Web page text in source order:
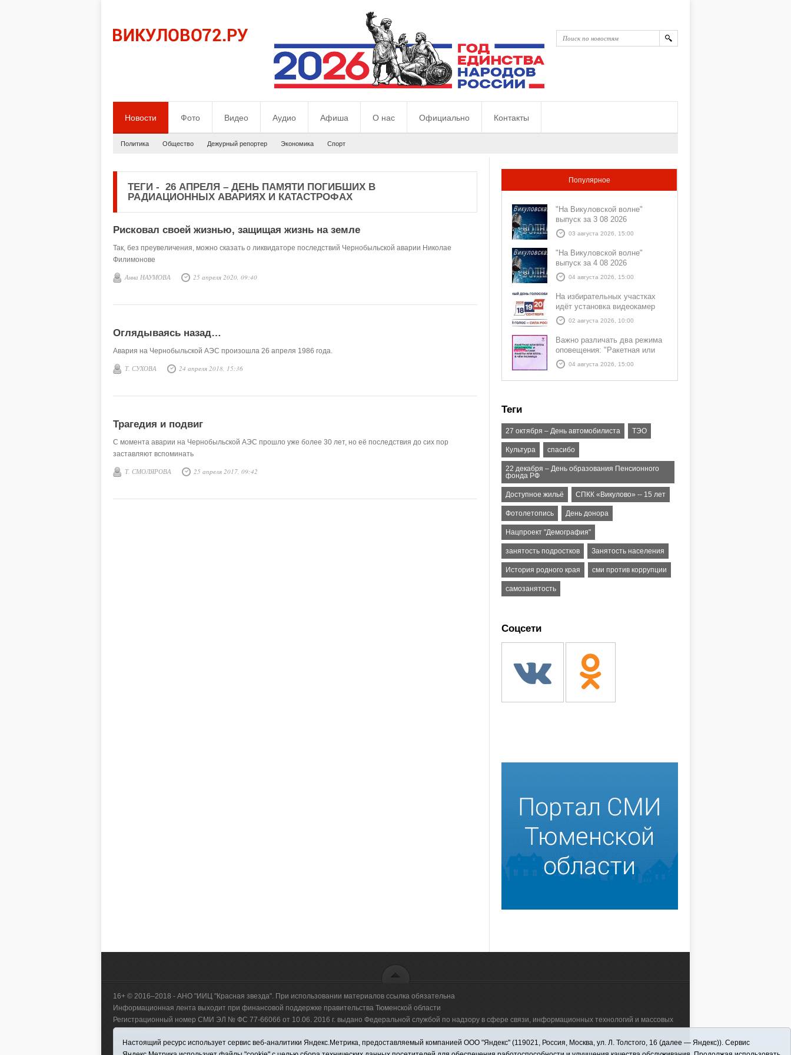
Новости Фото Видео Аудио Афиша О нас Официально Контакты
Политика Общество Дежурный репортер Экономика Спорт
ТЕГИ - 26 АПРЕЛЯ – ДЕНЬ ПАМЯТИ ПОГИБШИХ В
РАДИАЦИОННЫХ АВАРИЯХ И КАТАСТРОФАХ
Рисковал своей жизнью, защищая жизнь на земле
Так, без преувеличения, можно сказать о ликвидаторе последствий Чернобыльской аварии Николае
Филимонове
Анна НАУМОВА 25 апреля 2020, 09:40
Оглядываясь назад…
Авария на Чернобыльской АЭС произошла 26 апреля 1986 года.
Т. СУХОВА 24 апреля 2018, 15:36
Трагедия и подвиг
С момента аварии на Чернобыльской АЭС прошло уже более 30 лет, но её последствия до сих пор
заставляют вспоминать
Т. СМОЛЯРОВА 25 апреля 2017, 09:42
Популярное
"На Викуловской волне"
выпуск за 3 08 2026
03 августа 2026, 15:00
"На Викуловской волне"
выпуск за 4 08 2026
04 августа 2026, 15:00
На избирательных участках
идёт установка видеокамер
02 августа 2026, 10:00
Важно различать два режима
оповещения: "Ракетная или
БПЛА опасность" и "Угроза
атаки ракеты или БПЛА"
04 августа 2026, 15:00
Теги
27 октября – День автомобилиста ТЭО
Культура спасибо
22 декабря – День образования Пенсионного
фонда РФ
Доступное жильё СПКК «Викулово» -- 15 лет
Фотолетопись День донора
Нацпроект "Демография"
занятость подростков Занятость населения
История родного края сми против коррупции
самозанятость
Соцсети
16+ © 2016–2018 - АНО "ИИЦ "Красная звезда". При использовании материалов ссылка обязательна
Информационная лента выходит при финансовой поддержке правительства Тюменской области
Регистрационный номер СМИ ЭЛ № ФС 77-66066 от 10.06. 2016 г. выдано Федеральной службой по надзору в сфере связи, информационных технологий и массовых
коммуникаций.
Учредитель (соучредители) Автономная некоммерческая организация "Информационно-издательский центр "Красная звезда"" (627570, Тюменская обл., Викуловский
Настоящий ресурс использует сервис веб-аналитики Яндекс.Метрика, предоставляемый компанией ООО "Яндекс" (119021, Россия, Москва, ул. Л. Толстого, 16 (далее — Яндекс)). Сервис